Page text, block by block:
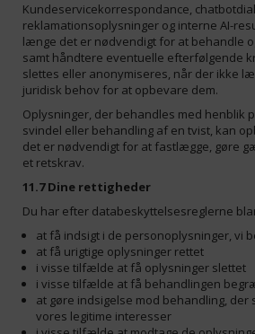
Kundeservicekorrespondance,
reklamationsoplysninger og interne AI-
længe det er nødvendigt for at behandle
samt håndtere eventuelle efterfølgende
slettes eller anonymiseres, når der ikke
juridisk behov for at opbevare dem.
Oplysninger, der behandles med henblik
svindel eller behandling af en tvist, kan
det er nødvendigt for at fastlægge, gøre
et retskrav.
11.7 Dine rettigheder
Du har efter databeskyttelsesreglerne
at få indsigt i de personoplysninger, vi
at få urigtige oplysninger rettet
i visse tilfælde at få oplysninger slettet
i visse tilfælde at få behandlingen
at gøre indsigelse mod behandling, der
vores legitime interesser